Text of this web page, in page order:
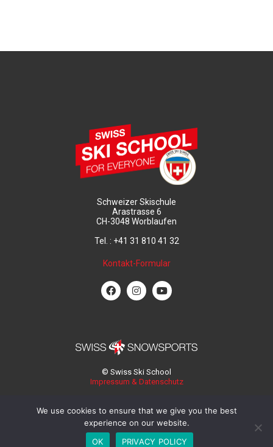
Schweizer Skischule
Arastrasse 6
CH-3048 Worblaufen
Tel. : +41 31 810 41 32
Kontakt-Formular
© Swiss Ski School
Impressum & Datenschutz
We use cookies to ensure that we give you the best
experience on our website.
OK
PRIVACY POLICY